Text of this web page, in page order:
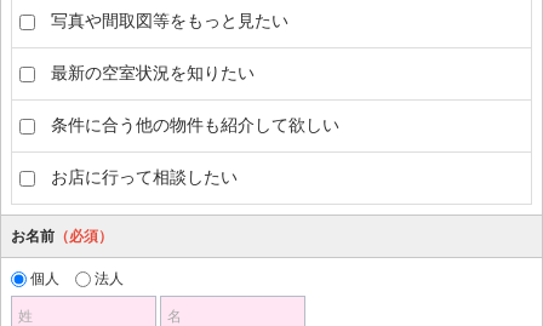
写真や間取図等をもっと見たい
最新の空室状況を知りたい
条件に合う他の物件も紹介して欲しい
お店に行って相談したい
お名前 （必須）
個人 法人
姓 名